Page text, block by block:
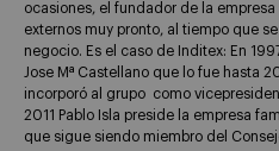
ocasiones, el fundador de la
externos muy pronto, al tiempo que
negocio. Es el caso de Inditex: En
Jose Mª Castellano que lo fue hasta
incorporó al grupo como
2011 Pablo Isla preside la empresa
que sigue siendo miembro del